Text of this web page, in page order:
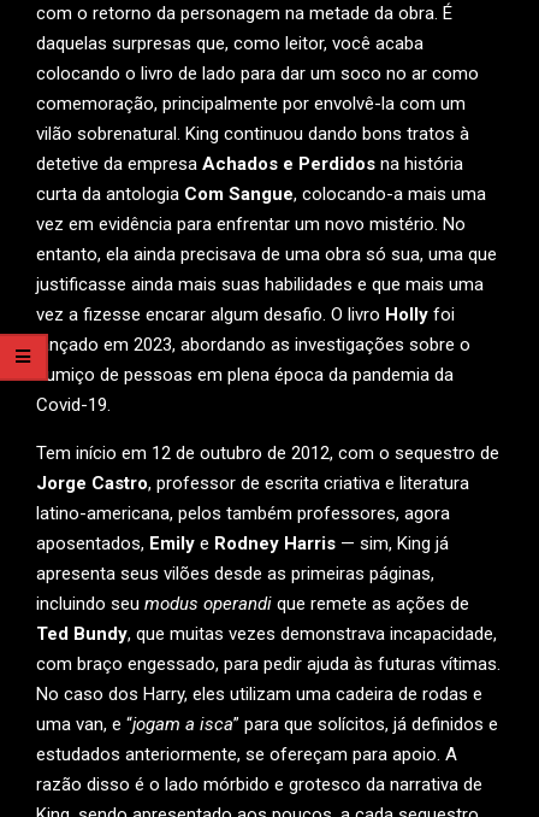
com o retorno da personagem na metade da obra. É
daquelas surpresas que, como leitor, você acaba
colocando o livro de lado para dar um soco no ar como
comemoração, principalmente por envolvê-la com um
vilão sobrenatural. King continuou dando bons tratos à
detetive da empresa Achados e Perdidos na história
curta da antologia Com Sangue, colocando-a mais uma
vez em evidência para enfrentar um novo mistério. No
entanto, ela ainda precisava de uma obra só sua, uma que
justificasse ainda mais suas habilidades e que mais uma
vez a fizesse encarar algum desafio. O livro Holly foi
lançado em 2023, abordando as investigações sobre o
sumiço de pessoas em plena época da pandemia da
Covid-19.
Tem início em 12 de outubro de 2012, com o sequestro de
Jorge Castro, professor de escrita criativa e literatura
latino-americana, pelos também professores, agora
aposentados, Emily e Rodney Harris — sim, King já
apresenta seus vilões desde as primeiras páginas,
incluindo seu modus operandi que remete as ações de
Ted Bundy, que muitas vezes demonstrava incapacidade,
com braço engessado, para pedir ajuda às futuras vítimas.
No caso dos Harry, eles utilizam uma cadeira de rodas e
uma van, e “jogam a isca” para que solícitos, já definidos e
estudados anteriormente, se ofereçam para apoio. A
razão disso é o lado mórbido e grotesco da narrativa de